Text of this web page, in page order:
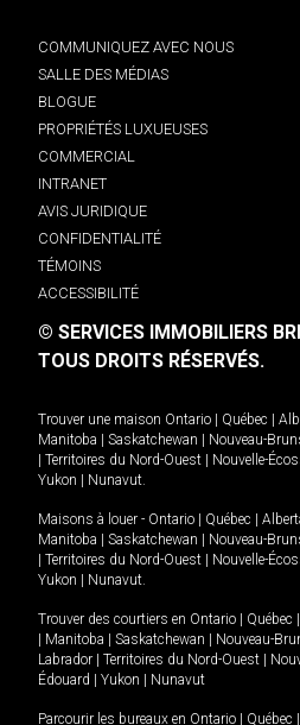
COMMUNIQUEZ AVEC NOUS
SALLE DES MÉDIAS
BLOGUE
PROPRIÉTÉS LUXUEUSES
COMMERCIAL
INTRANET
AVIS JURIDIQUE
CONFIDENTIALITÉ
TÉMOINS
ACCESSIBILITÉ
© SERVICES IMMOBILIERS
TOUS DROITS RÉSERVÉS.
Trouver une maison Ontario Québec
Manitoba
Saskatchewan Nouveau-
Territoires du Nord-Ouest Nouvelle-
Yukon
Nunavut.
Maisons à louer - Ontario Québec
Manitoba
Saskatchewan Nouveau-
Territoires du Nord-Ouest Nouvelle-
Yukon
Nunavut.
Trouver des courtiers en Ontario Québec
Manitoba Saskatchewan Nouveau-
Labrador
Territoires du Nord-Ouest
Édouard
Yukon Nunavut
Parcourir les bureaux en Ontario Québec